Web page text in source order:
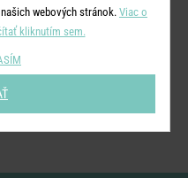
webových stránok. Viac o
kliknutím sem.